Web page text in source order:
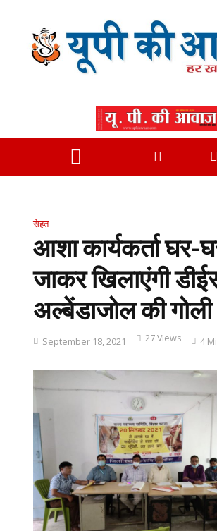
सेहत
आशा कार्यकर्ता घर-
जाकर खिलाएंगी
अल्बेंडाजोल की गोली
September 18, 2021 27 Views 4